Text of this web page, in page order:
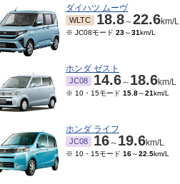
ダイハツ ムーヴ
WLTC 18.8～22.6km/L
※ JC08モード 23～31km/L
ホンダ ゼスト
JC08 14.6～ 18.6km/L
※ 10・15モード 15.8～21km/L
ホンダ ライフ
JC08 16～ 19.6km/L
※ 10・15モード 16～22.5km/L